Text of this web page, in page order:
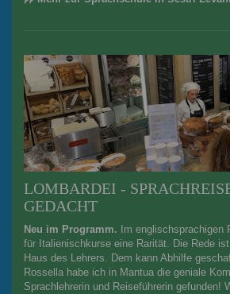
LOMBARDEI -
GEDACHT
Neu im Programm. Im englischsprachigen
für Italienischkurse eine Rarität. Die Rede
Haus des Lehrers. Dem kann Abhilfe
Rossella habe ich in Mantua die geniale
Sprachlehrerin und Reiseführerin gefunden!